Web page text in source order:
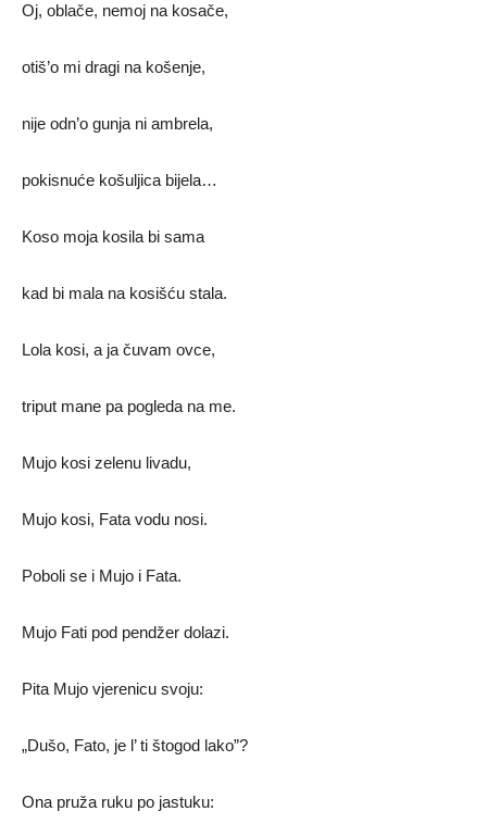
Oj, oblače, nemoj na kosače,
otiš’o mi dragi na košenje,
nije odn’o gunja ni ambrela,
pokisnuće košuljica bijela…
Koso moja kosila bi sama
kad bi mala na kosišću stala.
Lola kosi, a ja čuvam ovce,
triput mane pa pogleda na me.
Mujo kosi zelenu livadu,
Mujo kosi, Fata vodu nosi.
Poboli se i Mujo i Fata.
Mujo Fati pod pendžer dolazi.
Pita Mujo vjerenicu svoju:
„Dušo, Fato, je l’ ti štogod lako”?
Ona pruža ruku po jastuku: